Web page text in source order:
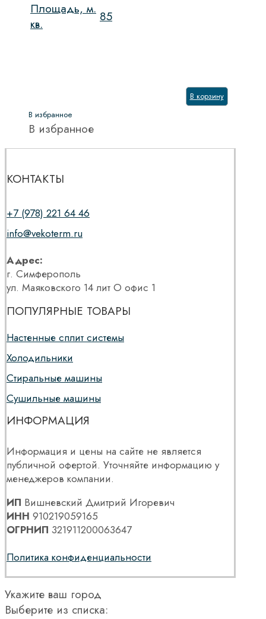
Площадь, м.
кв.
85
В корзину
В избранное
В избранное
КОНТАКТЫ
+7 (978) 221 64 46
info@vekoterm.ru
Адрес:
г. Симферополь
ул. Маяковского 14 лит О офис 1
ПОПУЛЯРНЫЕ ТОВАРЫ
Настенные сплит системы
Холодильники
Стиральные машины
Сушильные машины
ИНФОРМАЦИЯ
Информация и цены на сайте не является
публичной офертой. Уточняйте информацию у
менеджеров компании.
ИП Вишневский Дмитрий Игоревич
ИНН 910219059165
ОГРНИП 321911200063647
Политика конфиденциальности
Укажите ваш город
Выберите из списка: